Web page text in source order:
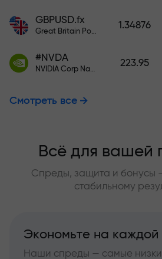
GBPUSD.fx
Great Britain Pound vs US Dollar
1.34876
#NVDA
NVIDIA Corp Nasdaq Stock Exchange (Nasdaq) USD
223.95
Смотреть все
Всё для вашей
Спреды, защита и бонусы
стабильному
Экономьте на каждой
Наши спреды — самые